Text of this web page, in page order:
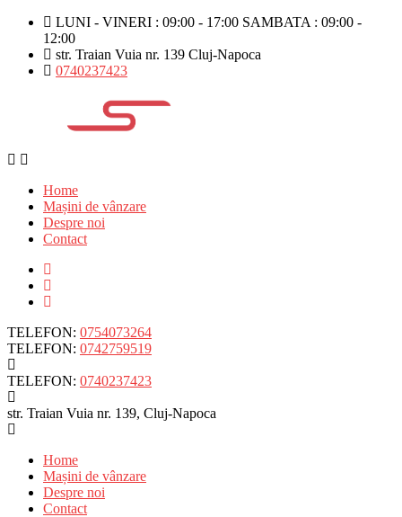
LUNI - VINERI : 09:00 - 17:00 SAMBATA : 09:00 -
12:00
str. Traian Vuia nr. 139 Cluj-Napoca
0740237423
Home
Mașini de vânzare
Despre noi
Contact
TELEFON: 0754073264
TELEFON: 0742759519
TELEFON: 0740237423
str. Traian Vuia nr. 139, Cluj-Napoca
Home
Mașini de vânzare
Despre noi
Contact